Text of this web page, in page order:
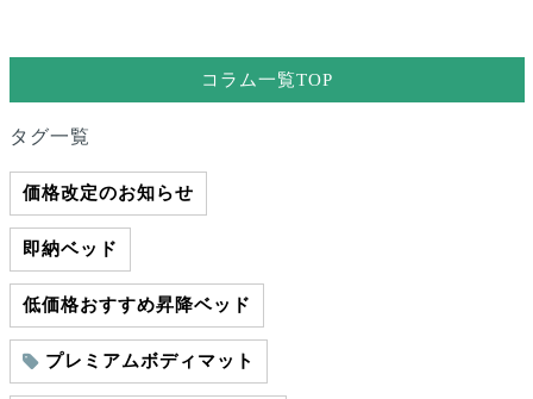
コラム一覧TOP
タグ一覧
価格改定のお知らせ
即納ベッド
低価格おすすめ昇降ベッド
プレミアムボディマット